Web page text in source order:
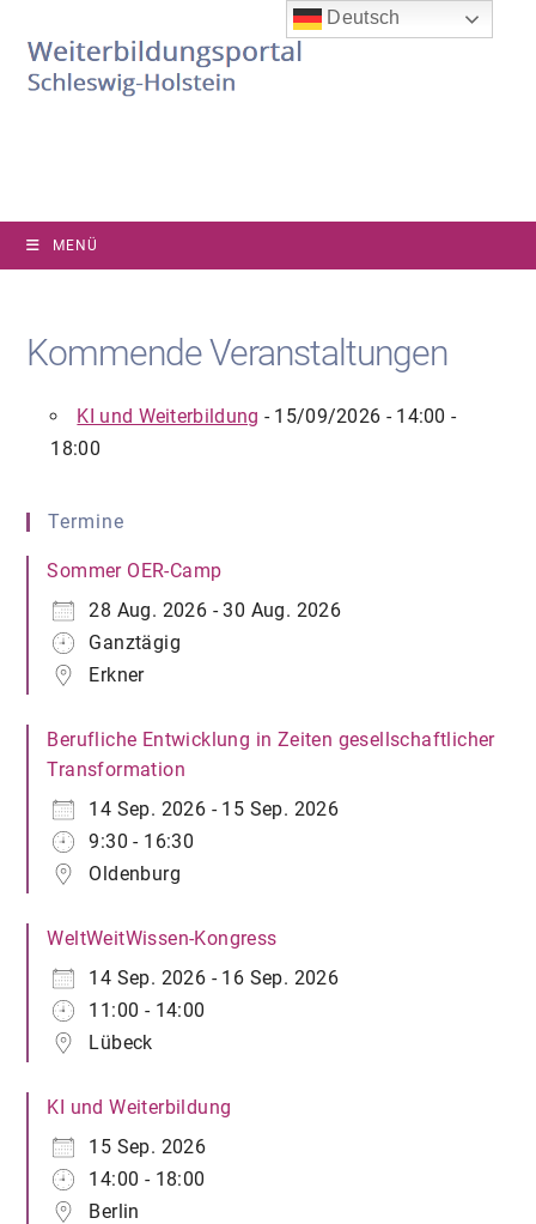
Inhalt
springen
MENÜ
Kommende Veranstaltungen
KI und Weiterbildung - 15/09/2026 - 14:00 -
18:00
Termine
Sommer OER-Camp
28 Aug. 2026 - 30 Aug. 2026
Ganztägig
Erkner
Berufliche Entwicklung in Zeiten gesellschaftlicher
Transformation
14 Sep. 2026 - 15 Sep. 2026
9:30 - 16:30
Oldenburg
WeltWeitWissen-Kongress
14 Sep. 2026 - 16 Sep. 2026
11:00 - 14:00
Lübeck
KI und Weiterbildung
15 Sep. 2026
14:00 - 18:00
Berlin
Deutsch